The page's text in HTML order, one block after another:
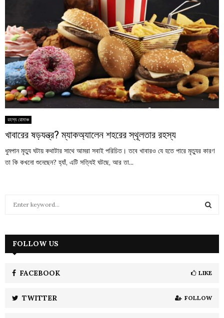
রহস্য রোমাঞ্চ
খাবারের ষড়যন্ত্র? ম্যাকঅ্যালেন শহরের স্থূলতার রহস্য
ধুমপান মৃত্যু ঘটায় কথাটার সাথে আমরা সবাই পরিচিত। তবে খাবারও যে হতে পারে মৃত্যুর কারণ
তা কি কখনো শুনেছেন? হ্যাঁ, এটি সত্যিই ঘটছে, আর তা...
h
FOLLOW US
FACEBOOK LIKE
TWITTER FOLLOW